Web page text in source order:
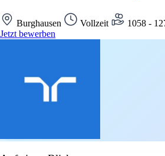
Burghausen Vollzeit 1058 -
Jetzt bewerben